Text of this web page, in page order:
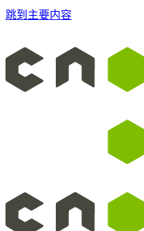
跳到主要内容